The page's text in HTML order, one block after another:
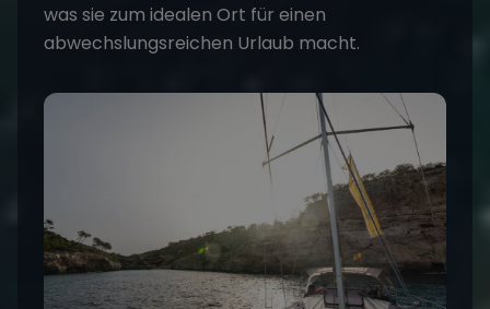
was sie zum idealen Ort für einen
abwechslungsreichen Urlaub macht.